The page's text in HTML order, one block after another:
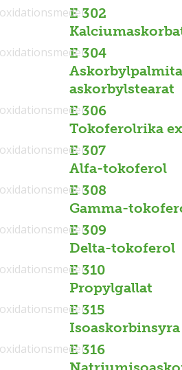
E 302
E 304
askorbylstearat
E 306
Tokoferolrika
E 307
Alfa-tokoferol
E 308
Gamma-
E 309
Delta-tokoferol
E 310
Propylgallat
E 315
Isoaskorbinsyra
E 316